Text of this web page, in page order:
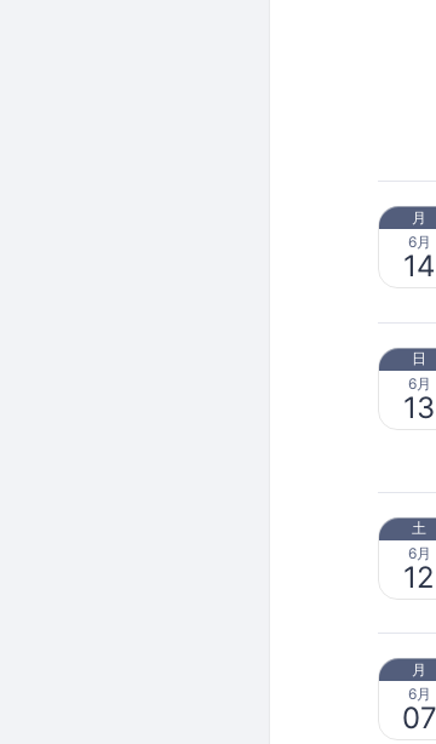
月
6月
14
日
6月
13
土
6月
12
月
6月
07